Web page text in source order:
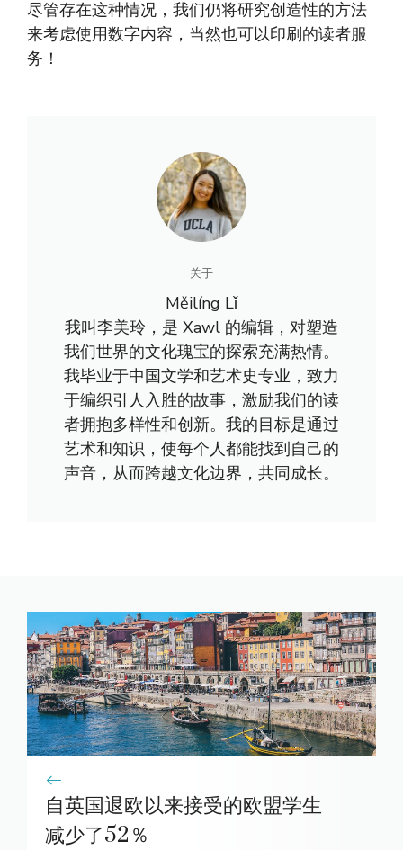
尽管存在这种情况，我们仍将研究创造性的方法
来考虑使用数字内容，当然也可以印刷的读者服
务！
关于
Měilíng Lǐ
我叫李美玲，是 Xawl 的编辑，对塑造
我们世界的文化瑰宝的探索充满热情。
我毕业于中国文学和艺术史专业，致力
于编织引人入胜的故事，激励我们的读
者拥抱多样性和创新。我的目标是通过
艺术和知识，使每个人都能找到自己的
声音，从而跨越文化边界，共同成长。
自英国退欧以来接受的欧盟学生
减少了52％